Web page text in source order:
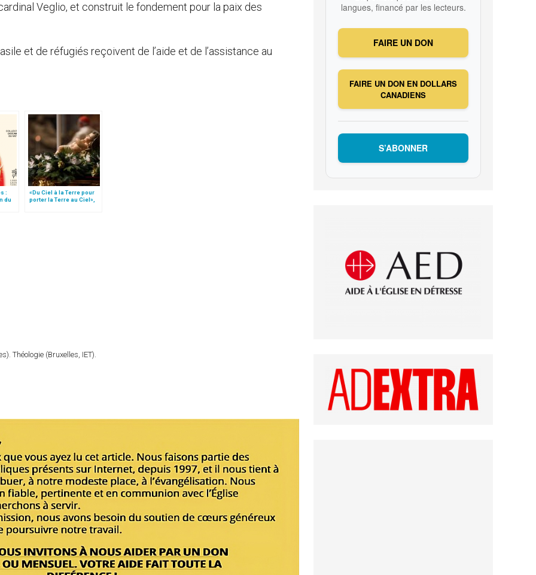
Veglio, et construit le fondement pour la paix des
et de réfugiés reçoivent de l’aide et de l’assistance au
:
du
«Du Ciel à la Terre pour
porter la Terre au Ciel»,
Théologie (Bruxelles, IET).
langues, financé par les lecteurs.
FAIRE UN DON
FAIRE UN DON EN DOLLARS
CANADIENS
S’ABONNER